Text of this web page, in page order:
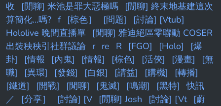
收
[閒聊] 米池是罪大惡極嗎
[閒聊] 終末地基建這次
算簡化...嗎? f [棕色］ [問題]
[討論] [Vtub]
Hololive 晚間直播單
[閒聊] 雅迪絕區零聯動 COSER
出裝秧秧引社群議論
r re R [FGO] [Holo]
[爆
卦]
[情報 [內鬼] [情報] [棕色] [活俠] [漫畫]
[無
職]
[異環] [發錢] [白銀] [請益] [購機]
[轉播]
[鐵道]
[開戰] [閒聊] [鬼滅] [鳴潮] [黑特]
快訊
／
[分享］ [討論] [V [閒聊] Josh [討論] [Vt
[蔚